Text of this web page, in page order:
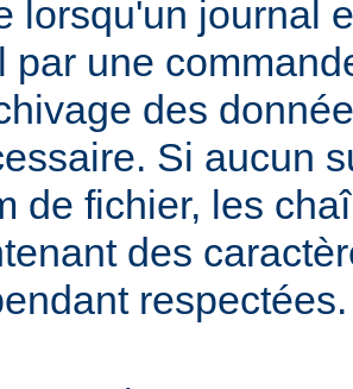
lorsqu'un journal
par une
des
Si aucun
de fichier, les
des
respectées.